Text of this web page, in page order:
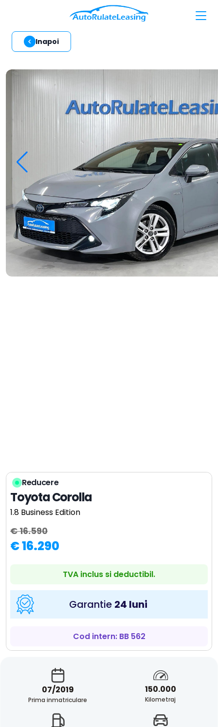
Inapoi
Reducere
Toyota Corolla
1.8 Business Edition
€ 16.590
€ 16.290
TVA inclus si deductibil.
Garantie 24 luni
Cod intern: BB 562
07/2019
Prima inmatriculare
150.000
Kilometraj